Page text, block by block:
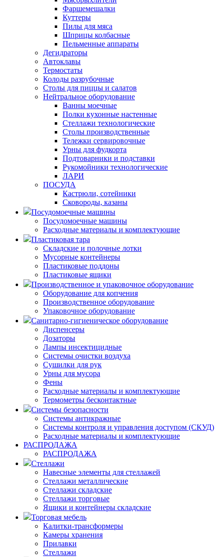
Фаршемешалки
Куттеры
Пилы для мяса
Шприцы колбасные
Пельменные аппараты
Дегидраторы
Автоклавы
Термостаты
Колоды разрубочные
Столы для пиццы и салатов
Нейтральное оборудование
Ванны моечные
Полки кухонные настенные
Стеллажи технологические
Столы производственные
Тележки сервировочные
Урны для фудкорта
Подтоварники и подставки
Рукомойники технологические
ЛАРИ
ПОСУДА
Кастрюли, сотейники
Сковороды, казаны
Посудомоечные машины
Посудомоечные машины
Расходные материалы и комплектующие
Пластиковая тара
Складские и полочные лотки
Мусорные контейнеры
Пластиковые поддоны
Пластиковые ящики
Производственное и упаковочное оборудование
Оборудование для копчения
Производственное оборудование
Упаковочное оборудование
Санитарно-гигиеническое оборудование
Диспенсеры
Дозаторы
Лампы инсектицидные
Системы очистки воздуха
Сушилки для рук
Урны для мусора
Фены
Расходные материалы и комплектующие
Термометры бесконтактные
Системы безопасности
Системы антикражные
Системы контроля и управления доступом (СКУД)
Расходные материалы и комплектующие
РАСПРОДАЖА
РАСПРОДАЖА
Стеллажи
Навесные элементы для стеллажей
Стеллажи металлические
Стеллажи складские
Стеллажи торговые
Ящики и контейнеры складские
Торговая мебель
Калитки-трансформеры
Камеры хранения
Прилавки
Стеллажи